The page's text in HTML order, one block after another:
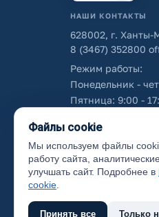
НАШИ КОНТАКТЫ
628002, г. Ханты-
8 (3467) 352800
Режим работы:
Понедельник -
Пятница: 9:00 -
Об
Файлы cookie
Мы используем файлы
работу сайта,
улучшать сайт. Подробнее в
cookie
Принять все Только